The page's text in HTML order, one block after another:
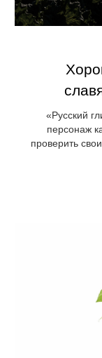
«Русский
персонаж
проверить